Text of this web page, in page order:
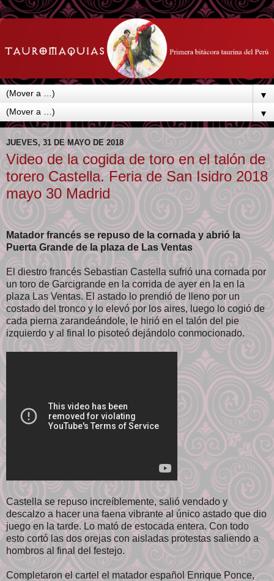
▼
▼
JUEVES, 31 DE MAYO DE 2018
Video de la cogida de toro en el talón de
torero Castella. Feria de San Isidro 2018
mayo 30 Madrid
Matador francés se repuso de la cornada y abrió la
Puerta Grande de la plaza de Las Ventas
El diestro francés Sebastian Castella sufrió una cornada por
un toro de Garcigrande en la corrida de ayer en la en la
plaza Las Ventas. El astado lo prendió de lleno por un
costado del tronco y lo elevó por los aires, luego lo cogió de
cada pierna zarandeándole, le hirió en el talón del pie
izquierdo y al final lo pisoteó dejándolo conmocionado.
Castella se repuso increíblemente, salió vendado y
descalzo a hacer una faena vibrante al único astado que dio
juego en la tarde. Lo mató de estocada entera. Con todo
esto cortó las dos orejas con aisladas protestas saliendo a
hombros al final del festejo.
Completaron el cartel el matador español Enrique Ponce,